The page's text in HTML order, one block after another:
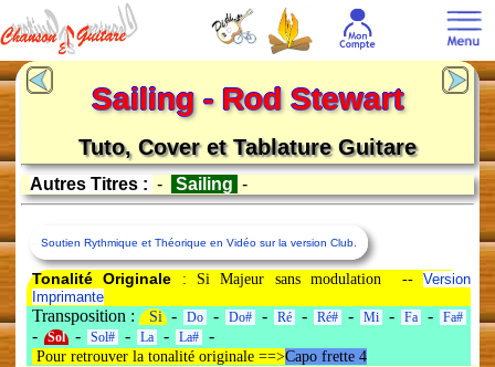
Sailing - Rod Stewart
Tuto, Cover et Tablature Guitare
Autres Titres : - Sailing -
Soutien Rythmique et Théorique en Vidéo sur la version Club.
Tonalité Originale : Si Majeur sans modulation -- Version
Imprimante
Transposition : Si- Do - Do# - Ré - Ré# - Mi - Fa - Fa#
- Sol - Sol# - La - La# -
Pour retrouver la tonalité originale ==>Capo frette 4